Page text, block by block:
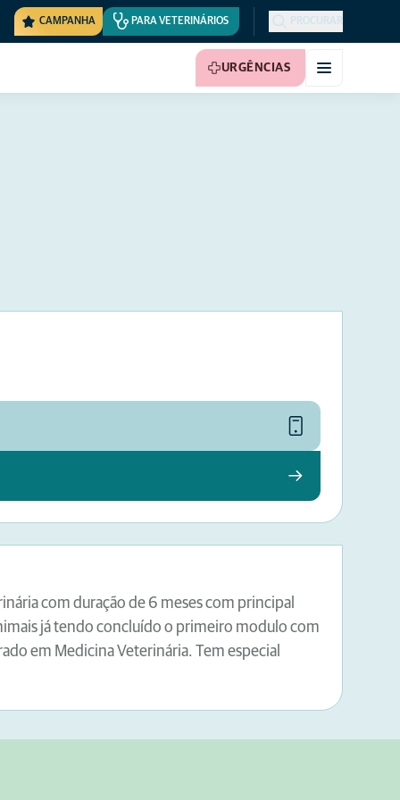
CAMPANHA PARA VETERINÁRIOS PROCURAR
URGÊNCIAS
com duração de 6 meses com principal
já tendo concluído o primeiro modulo com
em Medicina Veterinária. Tem especial